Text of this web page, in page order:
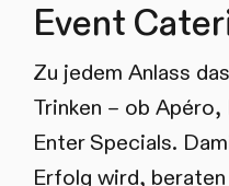
Event
Zu jedem Anlass
Trinken – ob
Enter Specials.
Erfolg wird,